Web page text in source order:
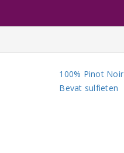
100% Pinot Noir
Bevat sulfieten